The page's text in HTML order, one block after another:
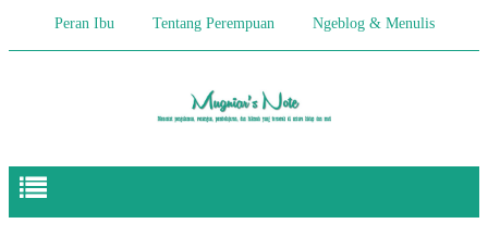
Peran Ibu Tentang Perempuan Ngeblog & Menulis
Pendidikan Anak